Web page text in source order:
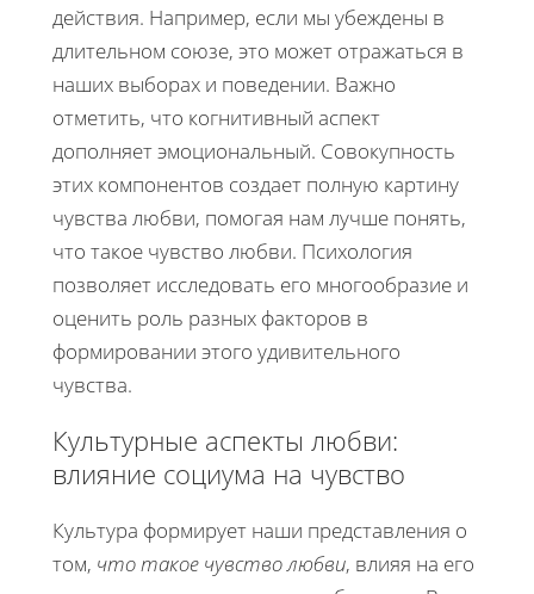
действия. Например, если мы убеждены в
длительном союзе, это может отражаться в
наших выборах и поведении. Важно
отметить, что когнитивный аспект
дополняет эмоциональный. Совокупность
этих компонентов создает полную картину
чувства любви, помогая нам лучше понять,
что такое чувство любви. Психология
позволяет исследовать его многообразие и
оценить роль разных факторов в
формировании этого удивительного
чувства.
Культурные аспекты любви:
влияние социума на чувство
Культура формирует наши представления о
том, что такое чувство любви, влияя на его